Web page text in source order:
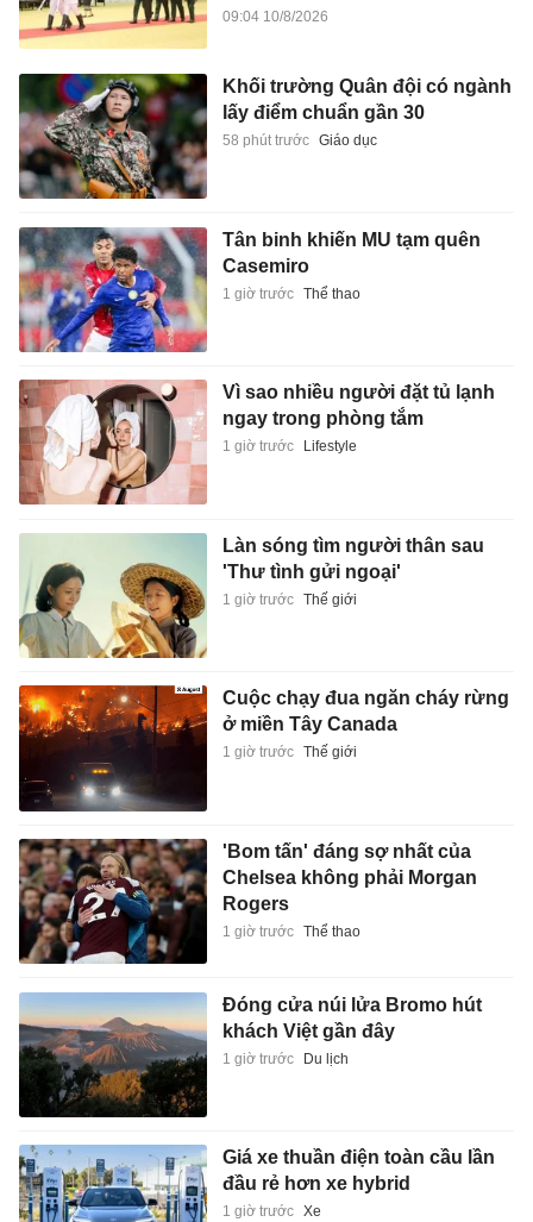
09:04 10/8/2026
Khối trường Quân đội có ngành
lấy điểm chuẩn gần 30
58 phút trước Giáo dục
Tân binh khiến MU tạm quên
Casemiro
1 giờ trước Thể thao
Vì sao nhiều người đặt tủ lạnh
ngay trong phòng tắm
1 giờ trước Lifestyle
Làn sóng tìm người thân sau
'Thư tình gửi ngoại'
1 giờ trước Thế giới
Cuộc chạy đua ngăn cháy rừng
ở miền Tây Canada
1 giờ trước Thế giới
'Bom tấn' đáng sợ nhất của
Chelsea không phải Morgan
Rogers
1 giờ trước Thể thao
Đóng cửa núi lửa Bromo hút
khách Việt gần đây
1 giờ trước Du lịch
Giá xe thuần điện toàn cầu lần
đầu rẻ hơn xe hybrid
1 giờ trước Xe